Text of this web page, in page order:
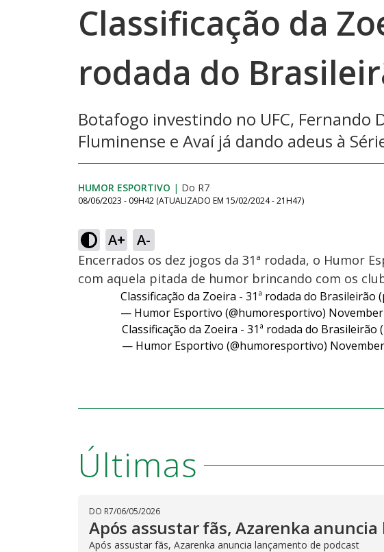
Classificação da
rodada do
Botafogo investindo no UFC, Fernando
Fluminense e Avaí já dando adeus à
HUMOR ESPORTIVO | Do R7
08/06/2023 - 09H42 (ATUALIZADO EM 15/02/2024 - 21H47)
A+ A-
Encerrados os dez jogos da 31ª rodada, o Humor
com aquela pitada de humor brincando com os
Classificação da Zoeira - 31ª rodada do Brasileirão
— Humor Esportivo (@humoresportivo)
Classificação da Zoeira - 31ª rodada do Brasileirão
— Humor Esportivo (@humoresportivo)
Últimas
DO R7/06/05/2026
Após assustar fãs, Azarenka
Após assustar fãs, Azarenka anuncia lançamento de podcast